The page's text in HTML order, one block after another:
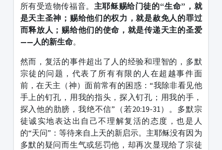
所有受造物传福音。 主耶稣赐给门徒的“生命”，就
是天主圣神；赐给他们的权力，就是赦免人的罪过
而释放人；赐给他们的使命，就是传递天主的圣爱
——人的新生命。
然而，复活的事件超出了人的经验和理智的，多默
宗徒的问题，代表了所有有限的人在超越事件面
前，在天主（神）面前常有的困惑：“我除非看见他
手上的钉孔，用我的指头，探入钉孔；用我的手，
探入他的肋膀，我绝不信”（若20:19-31）。多默宗
徒诚实地表达出自己不理解复活的态度，也是人
的“天问”：等待来自上天的新启示。主耶稣没有因为
多默的疑问而生气或惩罚他，却再次显现给了宗徒